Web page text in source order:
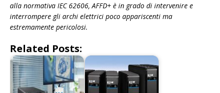
alla normativa IEC 62606, AFFD+ è in grado di intervenire e
interrompere gli archi elettrici poco appariscenti ma
estremamente pericolosi.
Related Posts: